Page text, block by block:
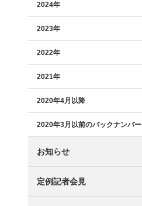
2024年
2023年
2022年
2021年
2020年4月以降
2020年3月以前のバックナンバー
お知らせ
定例記者会見